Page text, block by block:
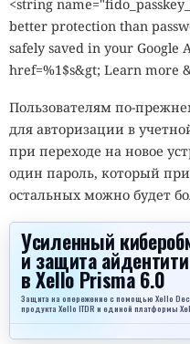
<string
better protection than
safely saved in your Google
href=%1$s&gt; Learn more
Пользователям по-
для авторизации в
при переходе на новое
один пароль, который
остальных можно будет
Усиленный
и защита айдентити
в Xello Prisma 6.0
Защита на опережение с помощью Xello
продукта Xello ITDR и единой платформы